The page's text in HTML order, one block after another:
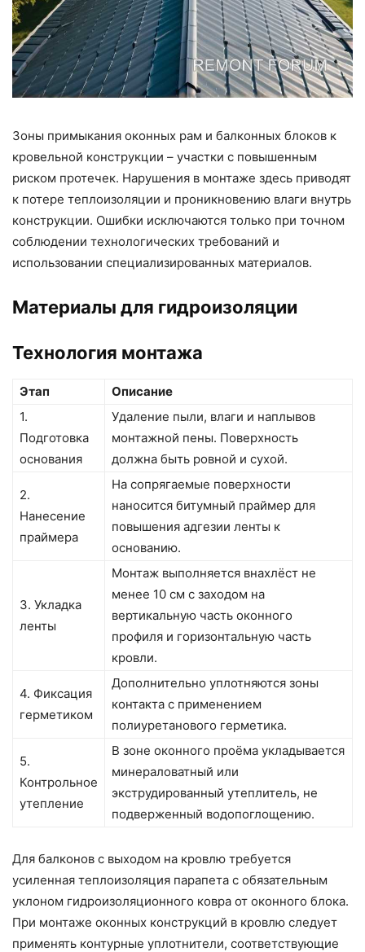
Зоны примыкания оконных рам и балконных блоков к
кровельной конструкции – участки с повышенным
риском протечек. Нарушения в монтаже здесь приводят
к потере теплоизоляции и проникновению влаги внутрь
конструкции. Ошибки исключаются только при точном
соблюдении технологических требований и
использовании специализированных материалов.
Материалы для гидроизоляции
Технология монтажа
Этап
Описание
1.
Подготовка
основания
Удаление пыли, влаги и наплывов
монтажной пены. Поверхность
должна быть ровной и сухой.
2.
Нанесение
праймера
На сопрягаемые поверхности
наносится битумный праймер для
повышения адгезии ленты к
основанию.
3. Укладка
ленты
Монтаж выполняется внахлёст не
менее 10 см с заходом на
вертикальную часть оконного
профиля и горизонтальную часть
кровли.
4. Фиксация
герметиком
Дополнительно уплотняются зоны
контакта с применением
полиуретанового герметика.
5.
Контрольное
утепление
В зоне оконного проёма укладывается
минераловатный или
экструдированный утеплитель, не
подверженный водопоглощению.
Для балконов с выходом на кровлю требуется
усиленная теплоизоляция парапета с обязательным
уклоном гидроизоляционного ковра от оконного блока.
При монтаже оконных конструкций в кровлю следует
применять контурные уплотнители, соответствующие